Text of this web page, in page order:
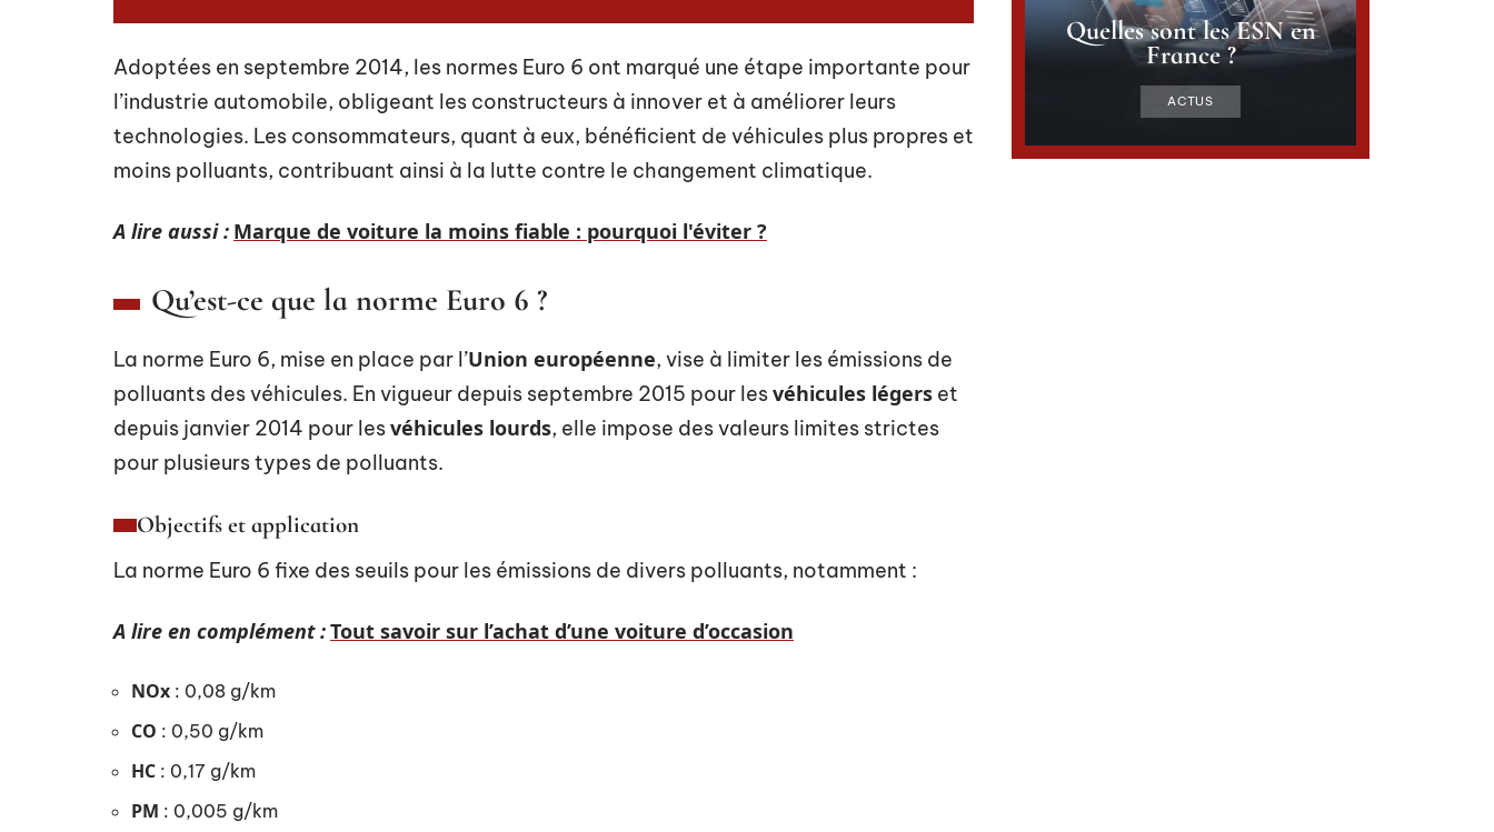
Adoptées en septembre 2014, les normes Euro 6 ont marqué une étape importante pour
l’industrie automobile, obligeant les constructeurs à innover et à améliorer leurs
technologies. Les consommateurs, quant à eux, bénéficient de véhicules plus propres et
moins polluants, contribuant ainsi à la lutte contre le changement climatique.
A lire aussi : Marque de voiture la moins fiable : pourquoi l'éviter ?
Qu’est-ce que la norme Euro 6 ?
La norme Euro 6, mise en place par l’Union européenne, vise à limiter les émissions de
polluants des véhicules. En vigueur depuis septembre 2015 pour lesvéhicules légers et
depuis janvier 2014 pour lesvéhicules lourds, elle impose des valeurs limites strictes
pour plusieurs types de polluants.
Objectifs et application
La norme Euro 6 fixe des seuils pour les émissions de divers polluants, notamment :
A lire en complément :Tout savoir sur l’achat d’une voiture d’occasion
NOx : 0,08 g/km
CO : 0,50 g/km
HC : 0,17 g/km
PM : 0,005 g/km
Quelles sont les ESN en
France ?
ACTUS